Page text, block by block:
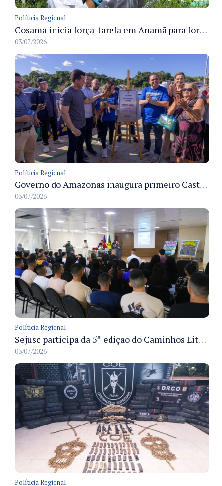
Políticia Regional
Cosama inicia força-tarefa em Anamã para fortalecer abastecimento de água e segurança hídrica da população
03/07/2026
Políticia Regional
Governo do Amazonas inaugura primeiro Castramóvel Fluvial para atendimento veterinário às comunidades ribeirinhas e castração gratuita
03/07/2026
Políticia Regional
Sejusc participa da 5ª edição do Caminhos Literários com foco na cultura hip-hop nas unidades socioeducativas
03/07/2026
Políticia Regional